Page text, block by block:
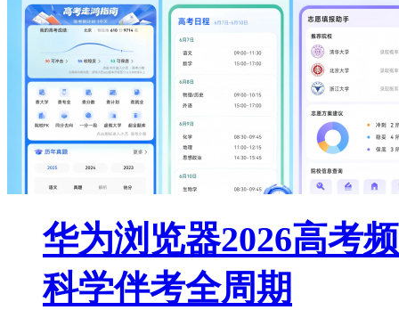
华为浏览器2026高考
科学伴考全周期